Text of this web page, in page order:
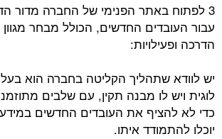
3 לפתוח באתר הפנימי של החברה מדור
עבור העובדים החדשים, הכולל מבחר
הדרכה ופעילויות:
יש לוודא שתהליך הקליטה בחברה הוא
לוגית ויש לו מבנה תקין, עם שלבים
כדי לא להציף את העובדים החדשים
יוכלו להתמודד איתו.